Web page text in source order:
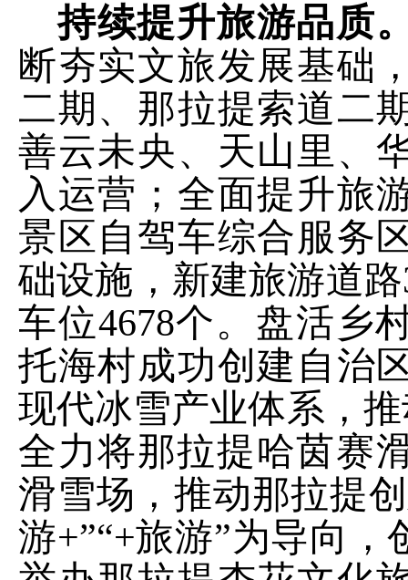
持续提升旅游品质
断夯实文旅发展基础
二期、那拉提索道二
善云未央、天山里、
入运营；全面提升旅
景区自驾车综合服务
础设施，新建旅游道路
车位4678个。盘活乡
托海村成功创建自治
现代冰雪产业体系，
全力将那拉提哈茵赛
滑雪场，推动那拉提
游+”“+旅游”为导向，